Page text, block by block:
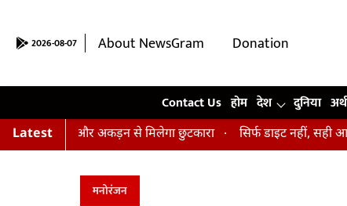
2026-08-07 About NewsGram
Donation
Contact Us होम देश दुनिया
Latest
और अकड़न से मिलेगा छुटकारा सिर्फ डाइट नहीं, सही आदतें भी हैं
मनोरंजन